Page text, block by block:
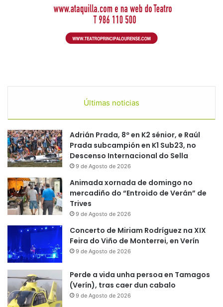
Últimas noticias
Adrián Prada, 8º en K2 sénior, e Raúl
Prada subcampión en K1 Sub23, no
Descenso Internacional do Sella
9 de Agosto de 2026
Animada xornada de domingo no
mercadiño do “Entroido de Verán” de
Trives
9 de Agosto de 2026
Concerto de Miriam Rodríguez na XIX
Feira do Viño de Monterrei, en Verín
9 de Agosto de 2026
Perde a vida unha persoa en Tamagos
(Verín), tras caer dun cabalo
9 de Agosto de 2026